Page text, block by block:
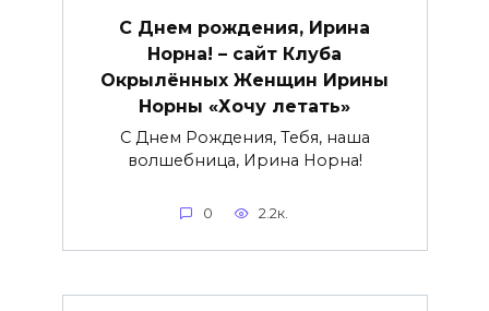
С Днем рождения, Ирина
Норна! – сайт Клуба
Окрылённых Женщин Ирины
Норны «Хочу летать»
С Днем Рождения, Тебя, наша
волшебница, Ирина Норна!
0 2.2к.